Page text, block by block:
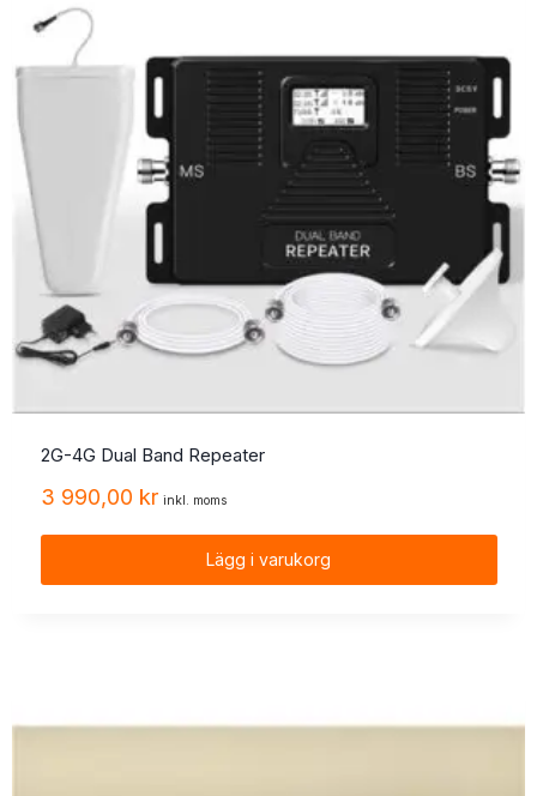
2G-4G Dual Band Repeater
3 990,00 kr inkl. moms
Lägg i varukorg